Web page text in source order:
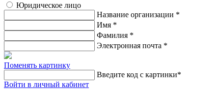
Юридическое лицо
Название организации *
Имя *
Фамилия *
Электронная почта *
Поменять картинку
Введите код с картинки*
Войти в личный кабинет